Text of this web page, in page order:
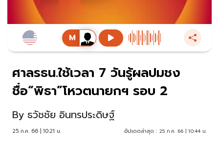
ศาลรธน.ใช้เวลา 7 วันรู้ผลปมชง
ชื่อ“พิธา”โหวตนายกฯ รอบ 2
By ธวัชชัย อินทรประดิษฐ์
25 ก.ค. 66 | 10:21 น. อัปเดตล่าสุด : 25 ก.ค. 66 | 10:44 น.